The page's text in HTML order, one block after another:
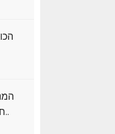
חתימה טורקית שמשנה..